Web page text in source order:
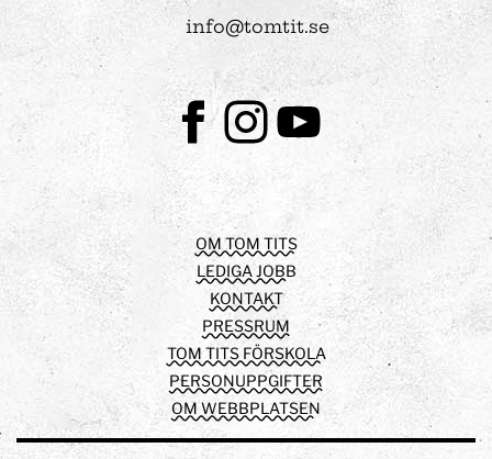
info@tomtit.se
FacebookInstagramYoutube
OM TOM TITS
LEDIGA JOBB
KONTAKT
PRESSRUM
TOM TITS FÖRSKOLA
PERSONUPPGIFTER
OM WEBBPLATSEN